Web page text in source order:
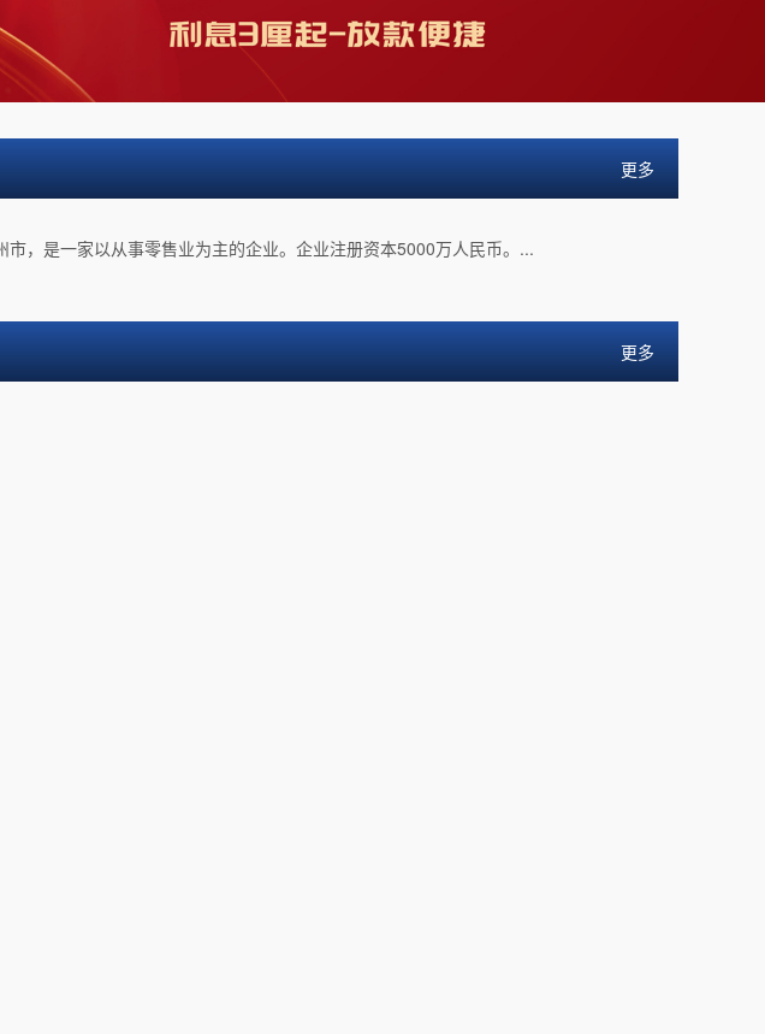
更多
，是一家以从事零售业为主的企业。企业注册资本5000万人民币。...
更多